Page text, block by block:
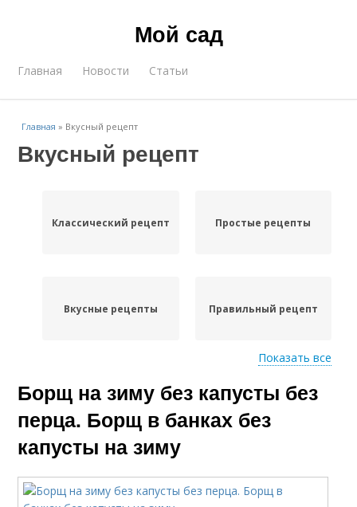
Мой сад
Главная Новости Статьи
Главная » Вкусный рецепт
Вкусный рецепт
Классический рецепт Простые рецепты
Вкусные рецепты Правильный рецепт
Классические
рецепты
Старинный рецепт
Рецепт без варки Вкусная закуска
Показать все
Борщ на зиму без капусты без
перца. Борщ в банках без
капусты на зиму